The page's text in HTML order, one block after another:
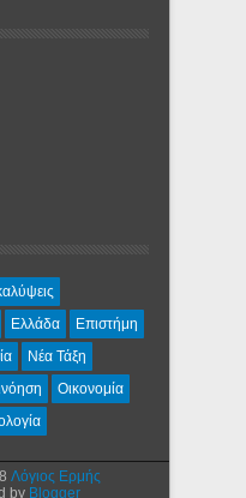
Ελλάδα
Επιστήμη
Νέα Τάξη
Οικονομία
Λόγιος Ερμής
by Blogger